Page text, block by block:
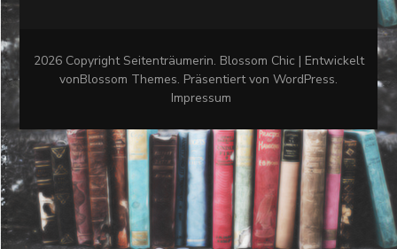
2026 CopyrightSeitenträumerin. Blossom Chic | Entwickelt
vonBlossom Themes. Präsentiert von WordPress.
Impressum